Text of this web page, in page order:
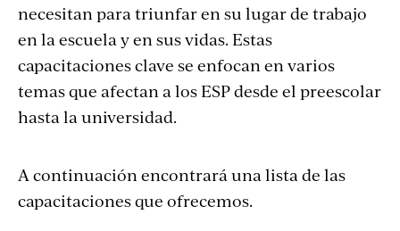
necesitan para triunfar en su lugar de trabajo
en la escuela y en sus vidas. Estas
capacitaciones clave se enfocan en varios
temas que afectan a los ESP desde el preescolar
hasta la universidad.
A continuación encontrará una lista de las
capacitaciones que ofrecemos.